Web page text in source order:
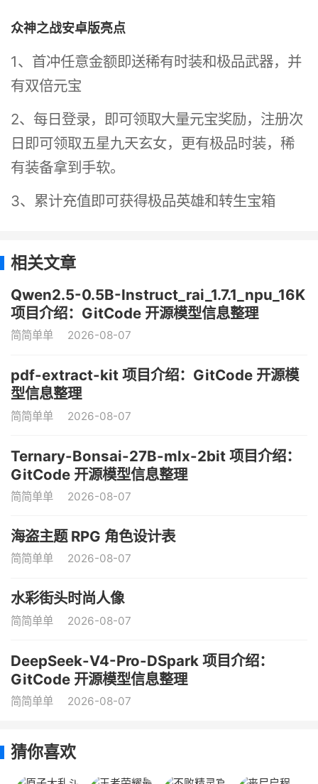
众神之战安卓版亮点
1、首冲任意金额即送稀有时装和极品武器，并
有双倍元宝
2、每日登录，即可领取大量元宝奖励，注册次
日即可领取五星九天玄女，更有极品时装，稀
有装备拿到手软。
3、累计充值即可获得极品英雄和转生宝箱
相关文章
Qwen2.5-0.5B-Instruct_rai_1.7.1_npu_16K
项目介绍：GitCode 开源模型信息整理
简简单单 2026-08-07
pdf-extract-kit 项目介绍：GitCode 开源模
型信息整理
简简单单 2026-08-07
Ternary-Bonsai-27B-mlx-2bit 项目介绍：
GitCode 开源模型信息整理
简简单单 2026-08-07
海盗主题 RPG 角色设计表
简简单单 2026-08-07
水彩街头时尚人像
简简单单 2026-08-07
DeepSeek-V4-Pro-DSpark 项目介绍：
GitCode 开源模型信息整理
简简单单 2026-08-07
猜你喜欢